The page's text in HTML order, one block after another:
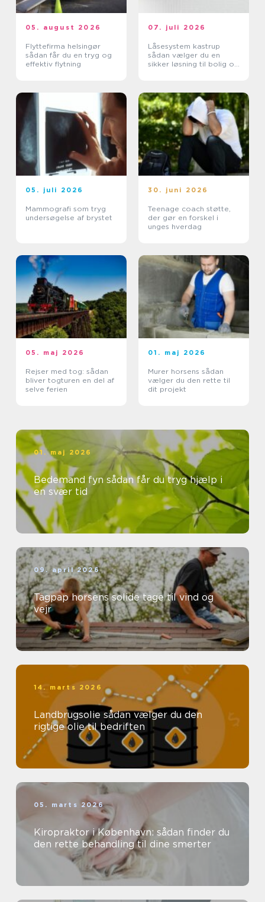
05. august 2026
Flyttefirma helsingør
sådan får du en tryg og
effektiv flytning
07. juli 2026
Låsesystem kastrup
sådan vælger du en
sikker løsning til bolig og
05. juli 2026
Mammografi som tryg
undersøgelse af brystet
30. juni 2026
Teenage coach støtte,
der gør en forskel i
unges hverdag
05. maj 2026
Rejser med tog: sådan
bliver togturen en del af
selve ferien
01. maj 2026
Murer horsens sådan
vælger du den rette til
dit projekt
01. maj 2026
Bedemand fyn sådan får du tryg hjælp i
en svær tid
09. april 2026
Tagpap horsens solide tage til vind og
vejr
14. marts 2026
Landbrugsolie sådan vælger du den
rigtige olie til bedriften
05. marts 2026
Kiropraktor i København: sådan finder du
den rette behandling til dine smerter